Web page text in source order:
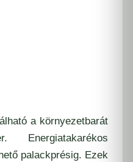
a környezetbarát
Energiatakarékos
palackprésig. Ezek